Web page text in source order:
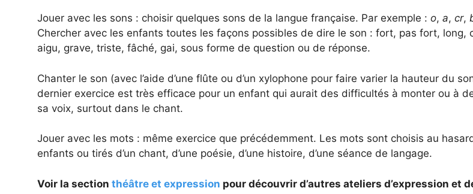
Jouer avec les sons : choisir quelques sons de la langue française. Par exemple : o, a, cr,
Chercher avec les enfants toutes les façons possibles de dire le son : fort, pas fort, long,
aigu, grave, triste, fâché, gai, sous forme de question ou de réponse.
Chanter le son (avec l’aide d’une flûte ou d’un xylophone pour faire varier la hauteur du
dernier exercice est très efficace pour un enfant qui aurait des difficultés à monter ou à
sa voix, surtout dans le chant.
Jouer avec les mots : même exercice que précédemment. Les mots sont choisis au
enfants ou tirés d’un chant, d’une poésie, d’une histoire, d’une séance de langage.
Voir la section théâtre et expression pour découvrir d’autres ateliers d’expression et